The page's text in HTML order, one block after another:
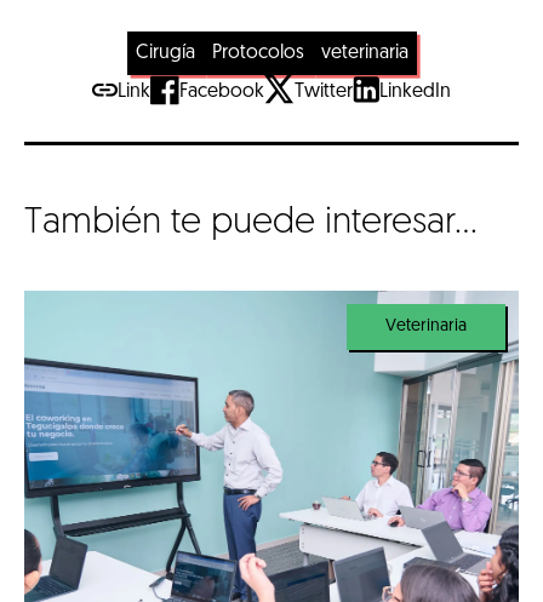
Cirugía Protocolos
veterinaria
Link
Facebook Twitter LinkedIn
También te puede interesar...
Veterinaria